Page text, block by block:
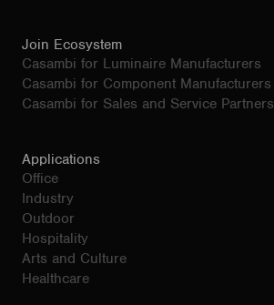
Join Ecosystem
Casambi for Luminaire Manufacturers
Casambi for Component Manufacturers
Casambi for Sales and Service Partners
Applications
Office
Industry
Outdoor
Hospitality
Arts and Culture
Healthcare